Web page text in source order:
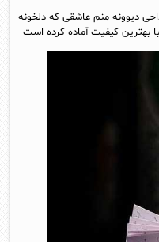
دیوونه منم عاشقی که دلخونه
بهترین کیفیت آماده کرده است